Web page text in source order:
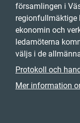
församlingen i
regionfullmäktige
ekonomin och
ledamöterna
väljs i de
Protokoll och
Mer information